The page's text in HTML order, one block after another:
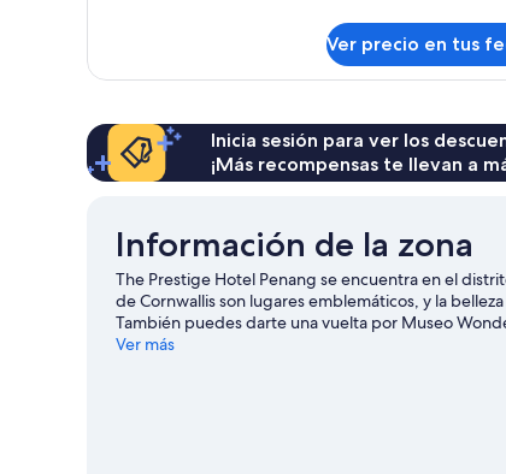
King)
básica,
la
ciudad
(Originals
Ver precio en tus
Inicia sesión para ver los
¡Más recompensas te llevan a
Información de la zona
The Prestige Hotel Penang se encuentra en el
de Cornwallis son lugares emblemáticos, y la
También puedes darte una vuelta por Museo
George Town
Ver más